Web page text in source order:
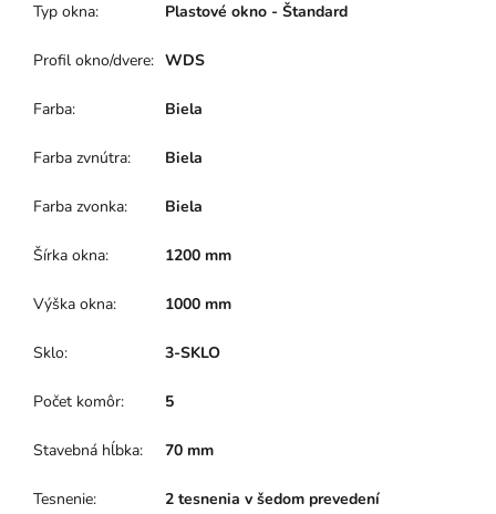
Typ okna: Plastové okno - Štandard
Profil okno/dvere: WDS
Farba: Biela
Farba zvnútra: Biela
Farba zvonka: Biela
Šírka okna: 1200 mm
Výška okna: 1000 mm
Sklo: 3-SKLO
Počet komôr: 5
Stavebná hĺbka: 70 mm
Tesnenie: 2 tesnenia v šedom prevedení